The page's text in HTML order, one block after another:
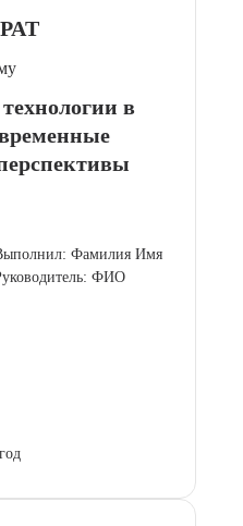
в
Фамилия Имя
ФИО